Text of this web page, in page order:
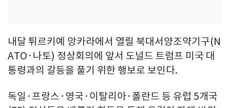
내달 튀르키예 앙카라에서 열릴 북대서양조약기구(N
ATO·나토) 정상회의에 앞서 도널드 트럼프 미국 대
통령과의 갈등을 풀기 위한 행보로 보인다.
독일·프랑스·영국·이탈리아·폴란드 등 유럽 5개국